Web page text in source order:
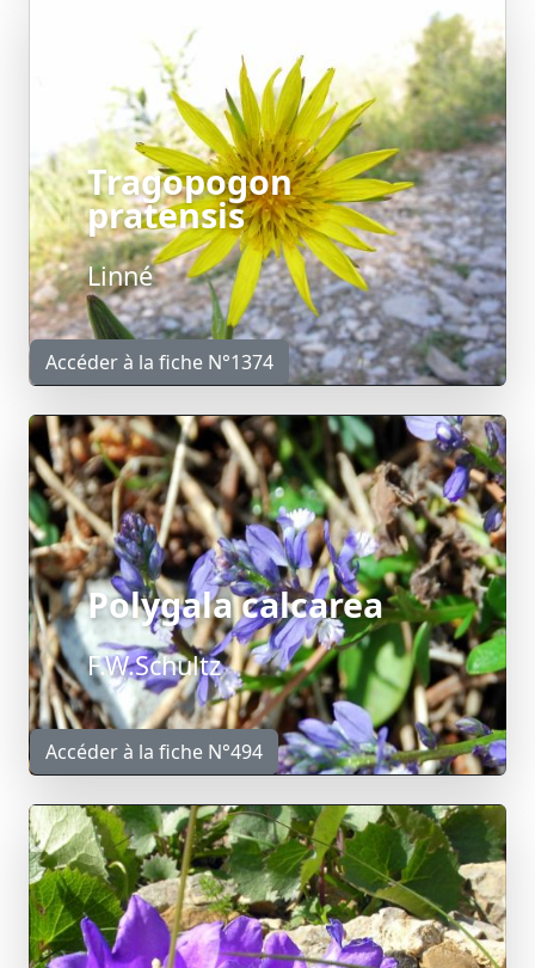
Tragopogon
pratensis
Linné
Accéder à la fiche N°1374
Polygala calcarea
F.W.Schultz
Accéder à la fiche N°494